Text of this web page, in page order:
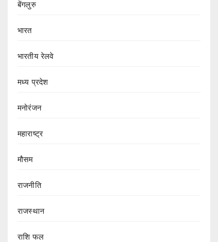
बेंगलुरु
भारत
भारतीय रेलवे
मध्य प्रदेश
मनोरंजन
महाराष्ट्र
मौसम
राजनीति
राजस्थान
राशि फल